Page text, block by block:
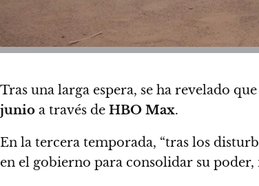
Tras una larga espera, se ha revelado
junio a través de HBO Max.
En la tercera temporada, “tras los
en el gobierno para consolidar su